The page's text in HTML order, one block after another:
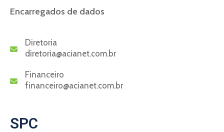
Encarregados de dados
Diretoria
diretoria@acianet.com.br
Financeiro
financeiro@acianet.com.br
SPC